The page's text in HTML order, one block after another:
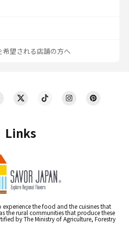
Links
experience the food and the cuisines that
the rural communities that produce these
by The Ministry of Agriculture, Forestry
希望される店舗の方へ